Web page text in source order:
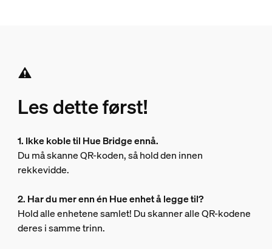
Les dette først!
1. Ikke koble til Hue Bridge ennå.
Du må skanne QR-koden, så hold den innen
rekkevidde.
2. Har du mer enn én Hue enhet å legge til?
Hold alle enhetene samlet! Du skanner alle QR-kodene
deres i samme trinn.